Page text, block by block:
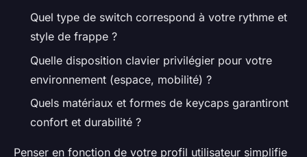
Quel type de switch correspond à votre rythme et
style de frappe ?
Quelle disposition clavier privilégier pour votre
environnement (espace, mobilité) ?
Quels matériaux et formes de keycaps garantiront
confort et durabilité ?
Penser en fonction de votre profil utilisateur simplifie